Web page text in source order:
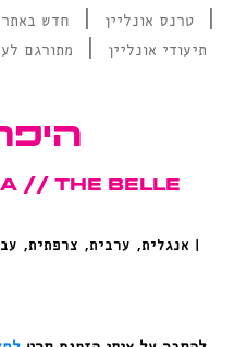
חדש באתר | טרנס אונליין |
מתורגם | תיעודי אונליין
// The Belle